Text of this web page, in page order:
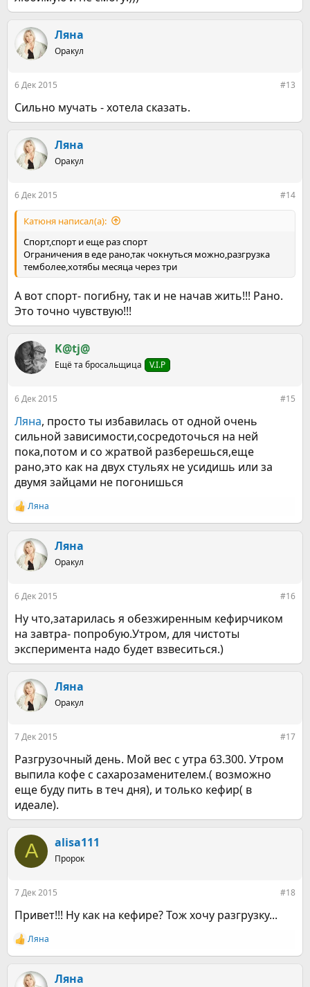
Ляна
Оракул
6 Дек 2015 #13
Сильно мучать - хотела сказать.
Ляна
Оракул
6 Дек 2015 #14
Катюня написал(а):
Спорт,спорт и еще раз спорт
Ограничения в еде рано,так чокнуться можно,разгрузка
темболее,хотябы месяца через три
А вот спорт- погибну, так и не начав жить!!! Рано.
Это точно чувствую!!!
K@tj@
Ещё та бросальщица V.I.P
6 Дек 2015 #15
Ляна, просто ты избавилась от одной очень
сильной зависимости,сосредоточься на ней
пока,потом и со жратвой разберешься,еще
рано,это как на двух стульях не усидишь или за
двумя зайцами не погонишься
Р
е
и
Ляна
Ляна
Оракул
6 Дек 2015 #16
Ну что,затарилась я обезжиренным кефирчиком
на завтра- попробую.Утром, для чистоты
эксперимента надо будет взвеситься.)
Ляна
Оракул
7 Дек 2015 #17
Разгрузочный день. Мой вес с утра 63.300. Утром
выпила кофе с сахарозаменителем.( возможно
еще буду пить в теч дня), и только кефир( в
идеале).
A alisa111
Пророк
7 Дек 2015 #18
Привет!!! Ну как на кефире? Тож хочу разгрузку...
Р
е
Ляна
Ляна